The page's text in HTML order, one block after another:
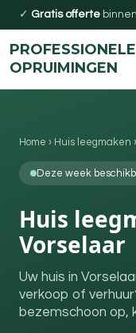
✓ Gratis offerte
PROFESSIONELE
OPRUIMINGEN
Home › Huis leegmaken ›
Deze week
Huis
Vorselaar
Uw huis in
verkoop of
bezemschoon op,